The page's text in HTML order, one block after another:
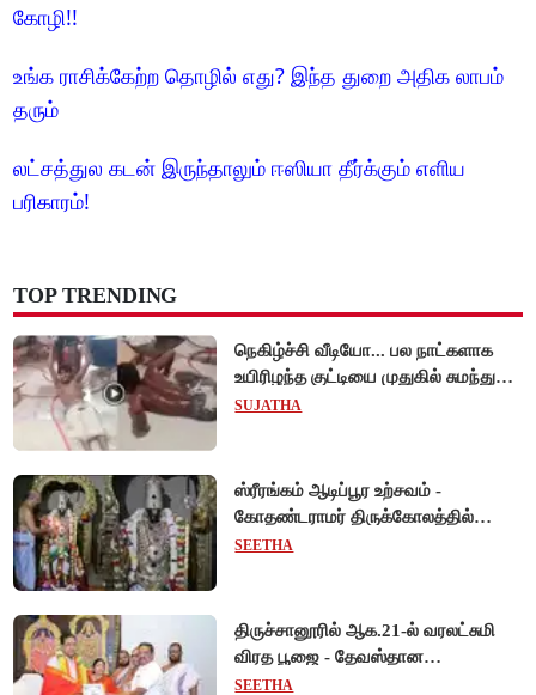
கோழி!!
உங்க ராசிக்கேற்ற தொழில் எது? இந்த துறை அதிக லாபம்
தரும்
லட்சத்துல கடன் இருந்தாலும் ஈஸியா தீர்க்கும் எளிய
பரிகாரம்!
TOP TRENDING
நெகிழ்ச்சி வீடியோ... பல நாட்களாக
உயிரிழந்த குட்டியை முதுகில் சுமந்து
நீந்திய டால்பின்... உலகை உலுக்கிய
SUJATHA
ஸ்ரீரங்கம் ஆடிப்பூர உற்சவம் -
கோதண்டராமர் திருக்கோலத்தில்
ஆண்டாள் நாச்சியார்!
SEETHA
திருச்சானூரில் ஆக.21-ல் வரலட்சுமி
விரத பூஜை - தேவஸ்தான
அறங்காவலர் குழு தலைவருக்கு
SEETHA